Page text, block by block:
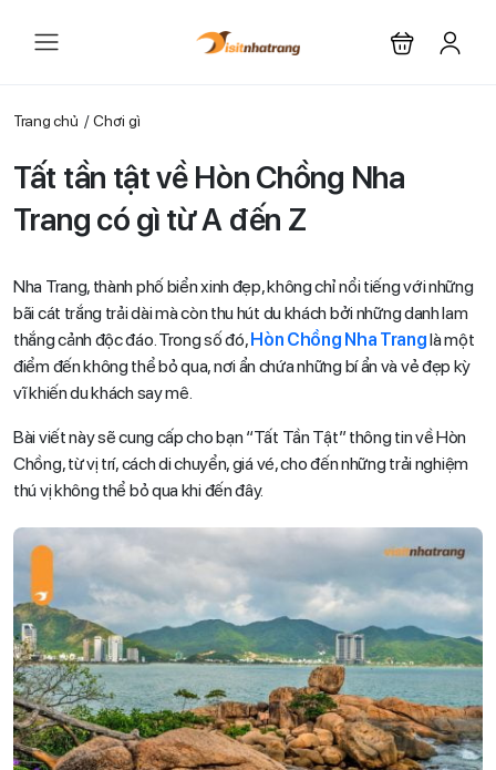
Trang chủ Chơi gì
Tất tần tật về Hòn Chồng Nha
Trang có gì từ A đến Z
Nha Trang, thành phố biển xinh đẹp, không chỉ nổi tiếng với những
bãi cát trắng trải dài mà còn thu hút du khách bởi những danh lam
thắng cảnh độc đáo. Trong số đó,Hòn Chồng Nha Tranglà một
điểm đến không thể bỏ qua, nơi ẩn chứa những bí ẩn và vẻ đẹp kỳ
vĩ khiến du khách say mê.
Bài viết này sẽ cung cấp cho bạn “Tất Tần Tật” thông tin về Hòn
Chồng, từ vị trí, cách di chuyển, giá vé, cho đến những trải nghiệm
thú vị không thể bỏ qua khi đến đây.